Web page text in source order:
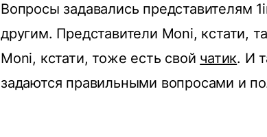
Вопросы задавались представителям
другим. Представители Moni, кстати,
Moni, кстати, тоже есть свой чатик. И
задаются правильными вопросами и